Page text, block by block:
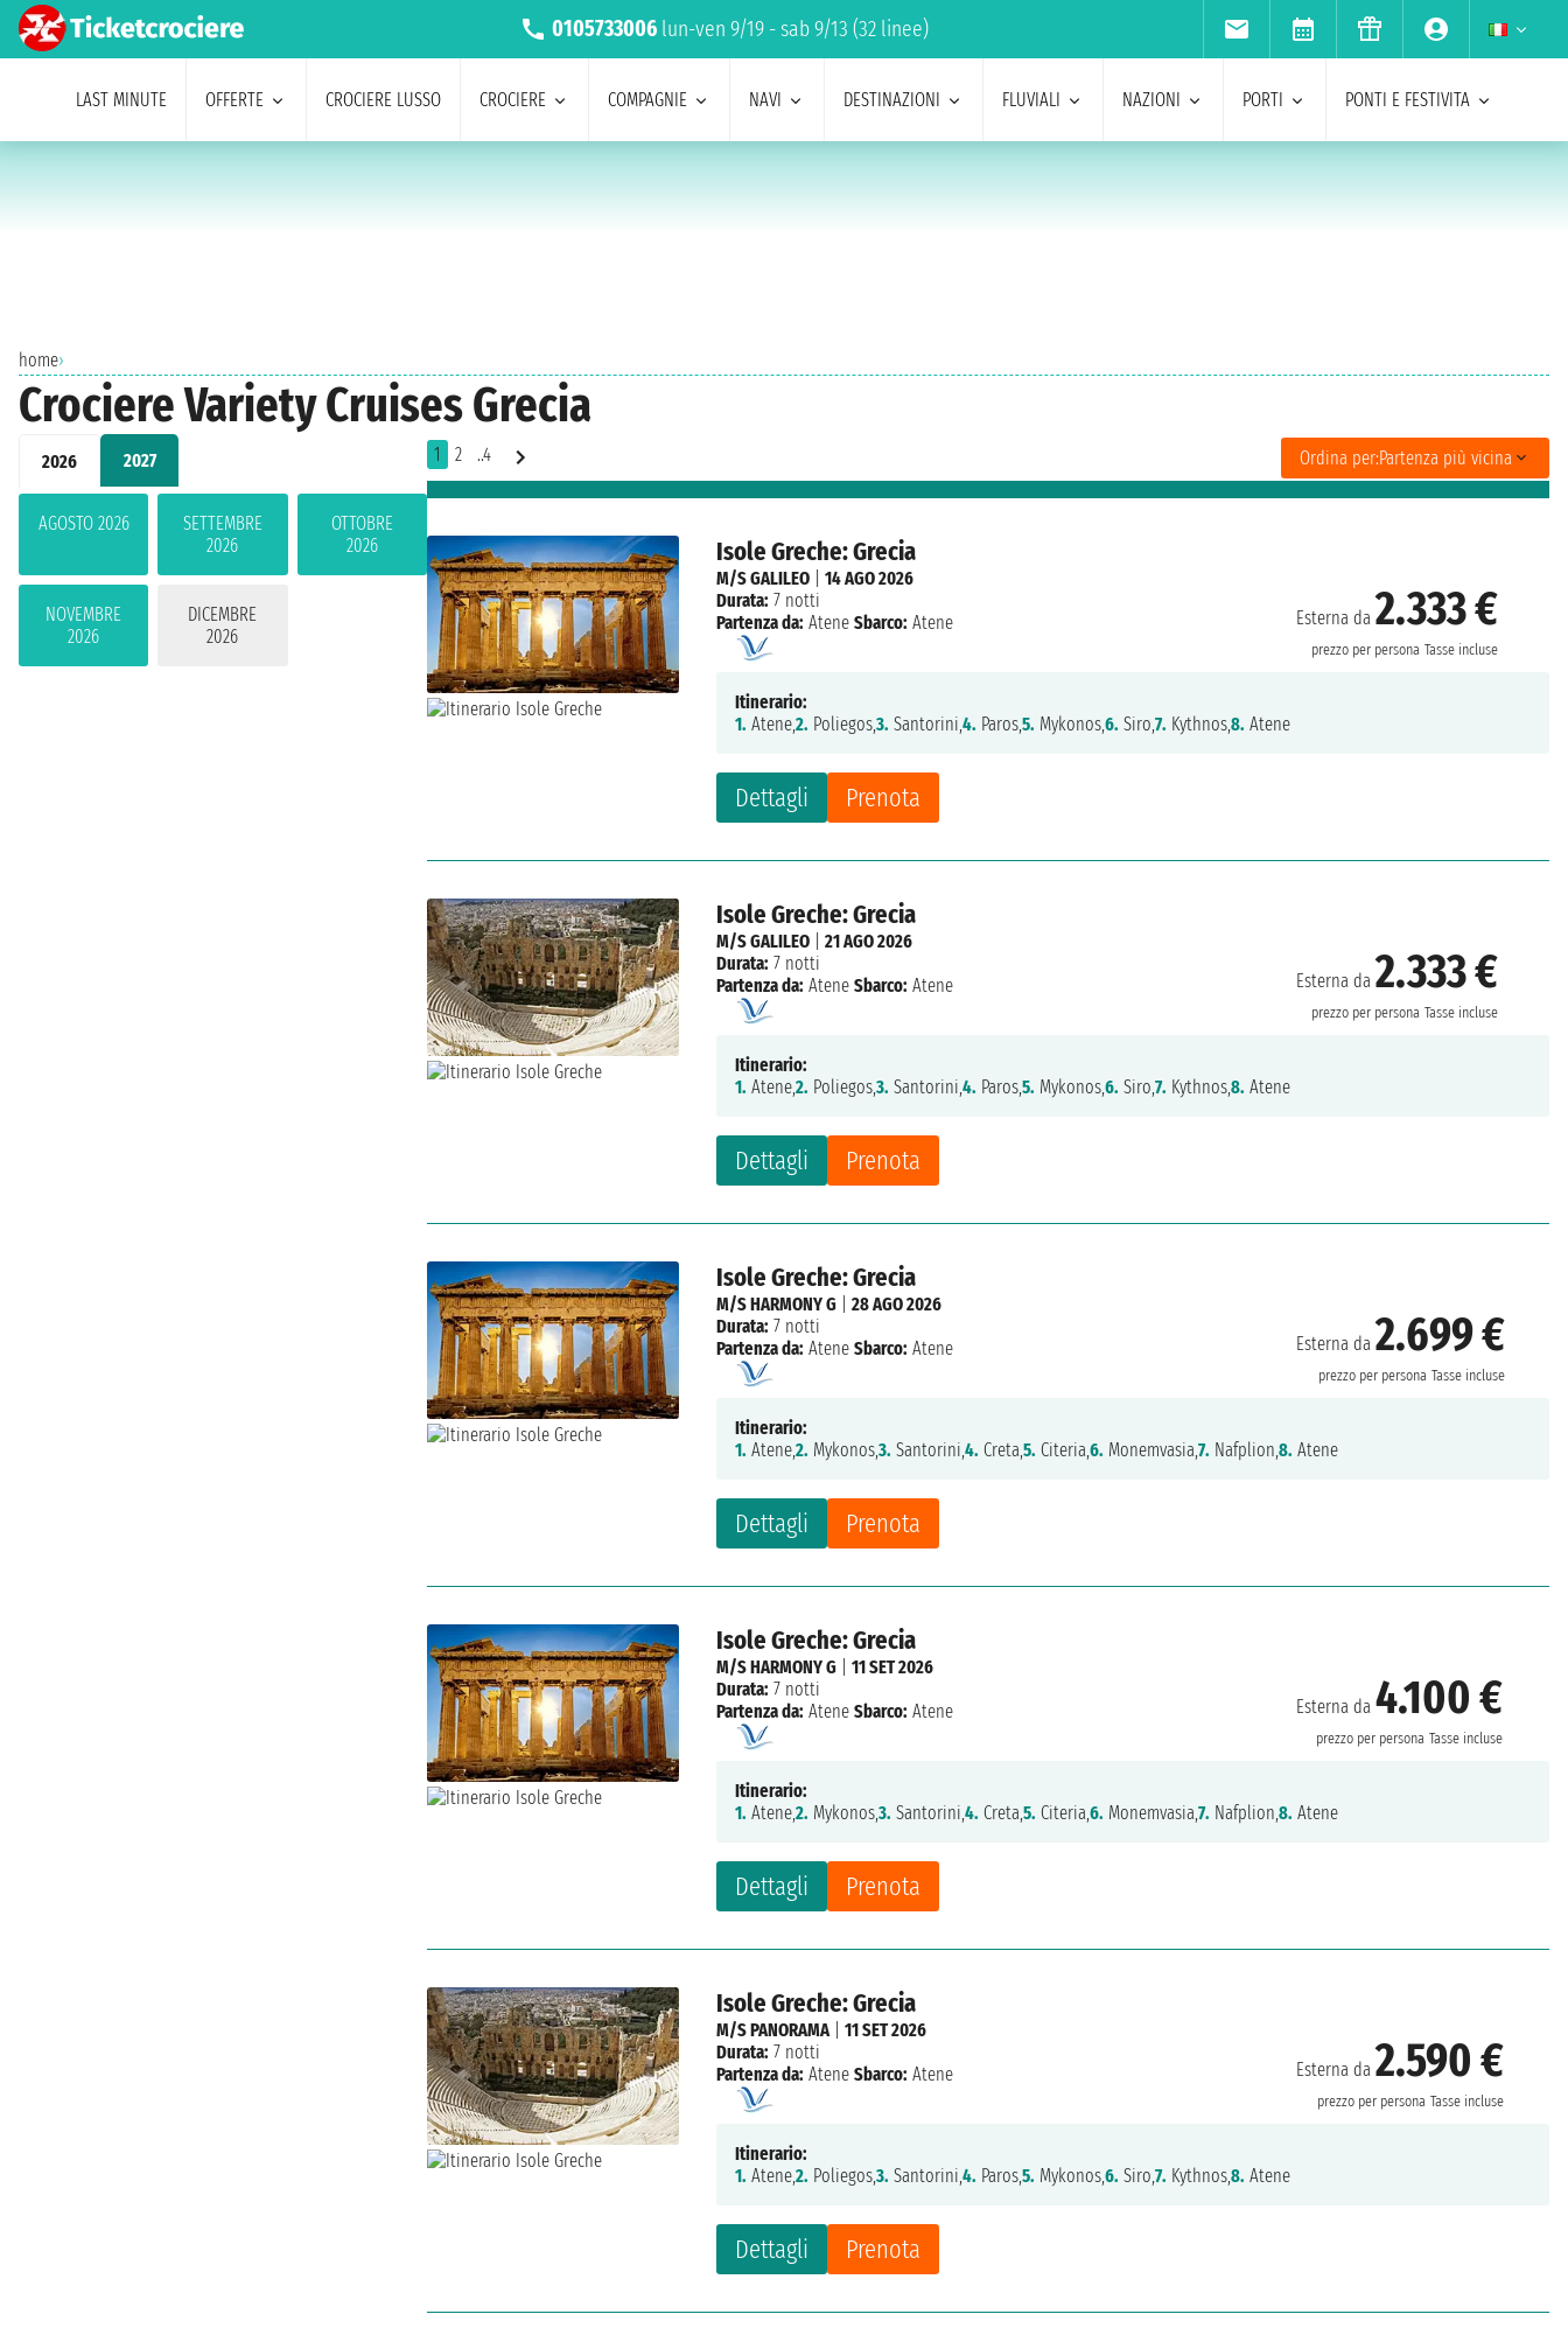
0105733006 lun-ven 9/19 - sab 9/13 (32 linee)
LAST MINUTE OFFERTE CROCIERE LUSSO CROCIERE COMPAGNIE NAVI DESTINAZIONI FLUVIALI NAZIONI PORTI PONTI E FESTIVITA
home›
Crociere Variety Cruises Grecia
2026 2027
AGOSTO 2026
SETTEMBRE
2026
OTTOBRE
2026
NOVEMBRE
2026
DICEMBRE
2026
1 2 ..4 Ordina per:Partenza più vicina
Isole Greche: Grecia
Esterna da2.333 €
prezzo per persona Tasse incluse
Dettagli Prenota
M/S GALILEO |14 AGO 2026
Durata: 7 notti
Partenza da: Atene Sbarco: Atene
Itinerario:
1. Atene,2. Poliegos,3. Santorini,4. Paros,5. Mykonos,6. Siro,7. Kythnos,8. Atene
Isole Greche: Grecia
Esterna da2.333 €
prezzo per persona Tasse incluse
Dettagli Prenota
M/S GALILEO |21 AGO 2026
Durata: 7 notti
Partenza da: Atene Sbarco: Atene
Itinerario:
1. Atene,2. Poliegos,3. Santorini,4. Paros,5. Mykonos,6. Siro,7. Kythnos,8. Atene
Isole Greche: Grecia
Esterna da2.699 €
prezzo per persona Tasse incluse
Dettagli Prenota
M/S HARMONY G |28 AGO 2026
Durata: 7 notti
Partenza da: Atene Sbarco: Atene
Itinerario:
1. Atene,2. Mykonos,3. Santorini,4. Creta,5. Citeria,6. Monemvasia,7. Nafplion,8. Atene
Isole Greche: Grecia
Esterna da4.100 €
prezzo per persona Tasse incluse
Dettagli Prenota
M/S HARMONY G |11 SET 2026
Durata: 7 notti
Partenza da: Atene Sbarco: Atene
Itinerario:
1. Atene,2. Mykonos,3. Santorini,4. Creta,5. Citeria,6. Monemvasia,7. Nafplion,8. Atene
Isole Greche: Grecia
Esterna da2.590 €
prezzo per persona Tasse incluse
Dettagli Prenota
M/S PANORAMA|11 SET 2026
Durata: 7 notti
Partenza da: Atene Sbarco: Atene
Itinerario:
1. Atene,2. Poliegos,3. Santorini,4. Paros,5. Mykonos,6. Siro,7. Kythnos,8. Atene